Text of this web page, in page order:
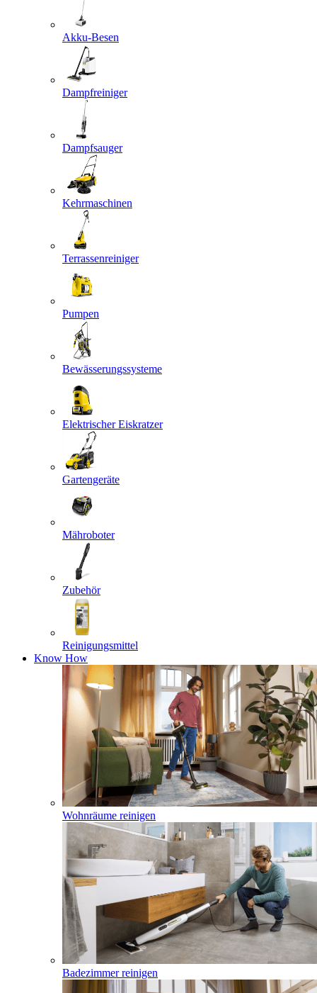
Akku-Besen
Dampfreiniger
Dampfsauger
Kehrmaschinen
Terrassenreiniger
Pumpen
Bewässerungssysteme
Elektrischer Eiskratzer
Gartengeräte
Mähroboter
Zubehör
Reinigungsmittel
Know How
Wohnräume reinigen
Badezimmer reinigen